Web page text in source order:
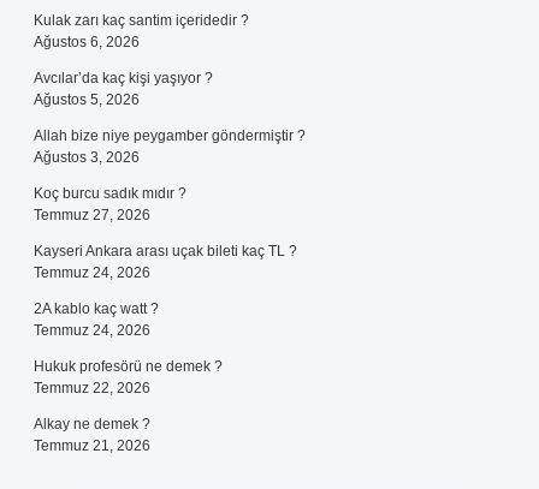
Kulak zarı kaç santim içeridedir ?
Ağustos 6, 2026
Avcılar’da kaç kişi yaşıyor ?
Ağustos 5, 2026
Allah bize niye peygamber göndermiştir ?
Ağustos 3, 2026
Koç burcu sadık mıdır ?
Temmuz 27, 2026
Kayseri Ankara arası uçak bileti kaç TL ?
Temmuz 24, 2026
2A kablo kaç watt ?
Temmuz 24, 2026
Hukuk profesörü ne demek ?
Temmuz 22, 2026
Alkay ne demek ?
Temmuz 21, 2026